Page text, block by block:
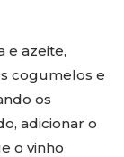
e azeite,
cogumelos e
os
adicionar o
o vinho